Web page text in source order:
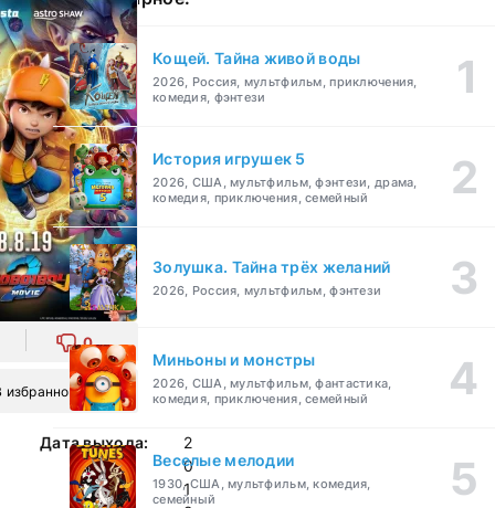
0
избранное
Дата выхода:
2
0
1
Кощей. Тайна живой воды
2026, Россия, мультфильм, приключения,
комедия, фэнтези
История игрушек 5
2026, США, мультфильм, фэнтези, драма,
комедия, приключения, семейный
Золушка. Тайна трёх желаний
2026, Россия, мультфильм, фэнтези
Миньоны и монстры
2026, США, мультфильм, фантастика,
комедия, приключения, семейный
Веселые мелодии
1930, США, мультфильм, комедия,
семейный